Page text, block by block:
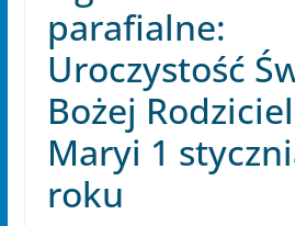
parafialne:
Uroczystość
Bożej
Maryi 1
roku